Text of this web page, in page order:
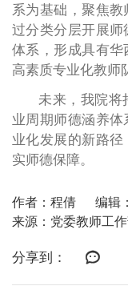
系为基础，聚焦
过分类分层开展
体系，形成具有
高素质专业化教师
未来，我院将
业周期师德涵养
业化发展的新路
实师德保障。
作者：程倩
编辑
来源：党委教师工
分享到：